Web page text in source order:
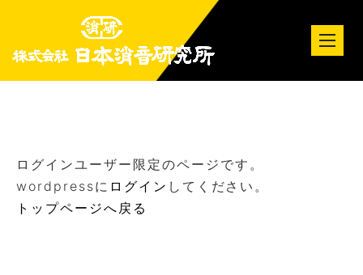
ログインユーザー限定のページです。
wordpressに ログイン してください。
トップページへ戻る